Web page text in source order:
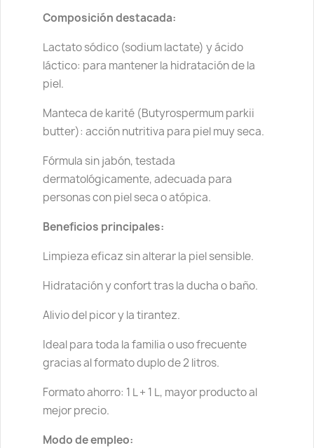
Composición destacada:
Lactato sódico (sodium lactate) y ácido
láctico: para mantener la hidratación de la
piel.
Manteca de karité (Butyrospermum parkii
butter): acción nutritiva para piel muy seca.
Fórmula sin jabón, testada
dermatológicamente, adecuada para
personas con piel seca o atópica.
Beneficios principales:
Limpieza eficaz sin alterar la piel sensible.
Hidratación y confort tras la ducha o baño.
Alivio del picor y la tirantez.
Ideal para toda la familia o uso frecuente
gracias al formato duplo de 2 litros.
Formato ahorro: 1 L + 1 L, mayor producto al
mejor precio.
Modo de empleo: